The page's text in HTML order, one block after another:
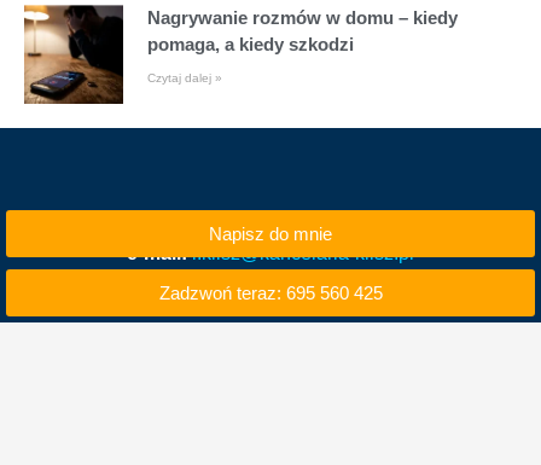
Nagrywanie rozmów w domu – kiedy
pomaga, a kiedy szkodzi
Czytaj dalej »
e-mail: i.klisz@kancelaria-klisz.pl
Napisz do mnie
Zadzwoń teraz: 695 560 425